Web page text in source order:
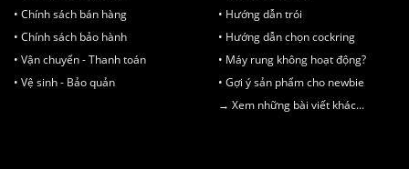
• Chính sách bán hàng
• Chính sách bảo hành
• Vận chuyển - Thanh toán
• Vệ sinh - Bảo quản
• Hướng dẫn trói
• Hướng dẫn chọn cockring
• Máy rung không hoạt động?
• Gợi ý sản phẩm cho newbie
→ Xem những bài viết khác...